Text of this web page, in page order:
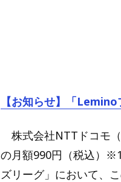
【お知らせ】「
株式会社NTTドコモ
の月額990円（税込）
ズリーグ」において、